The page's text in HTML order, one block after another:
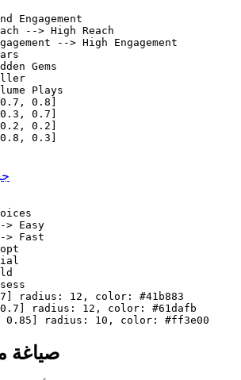
Engagement
--> High Reach
--> High Engagement
Gems
Plays
0.8]
0.7]
0.2]
0.3]
> Easy
> Fast
radius: 12, color: #41b883
radius: 12, color: #61dafb
0.85] radius: 10, color: #ff3e00